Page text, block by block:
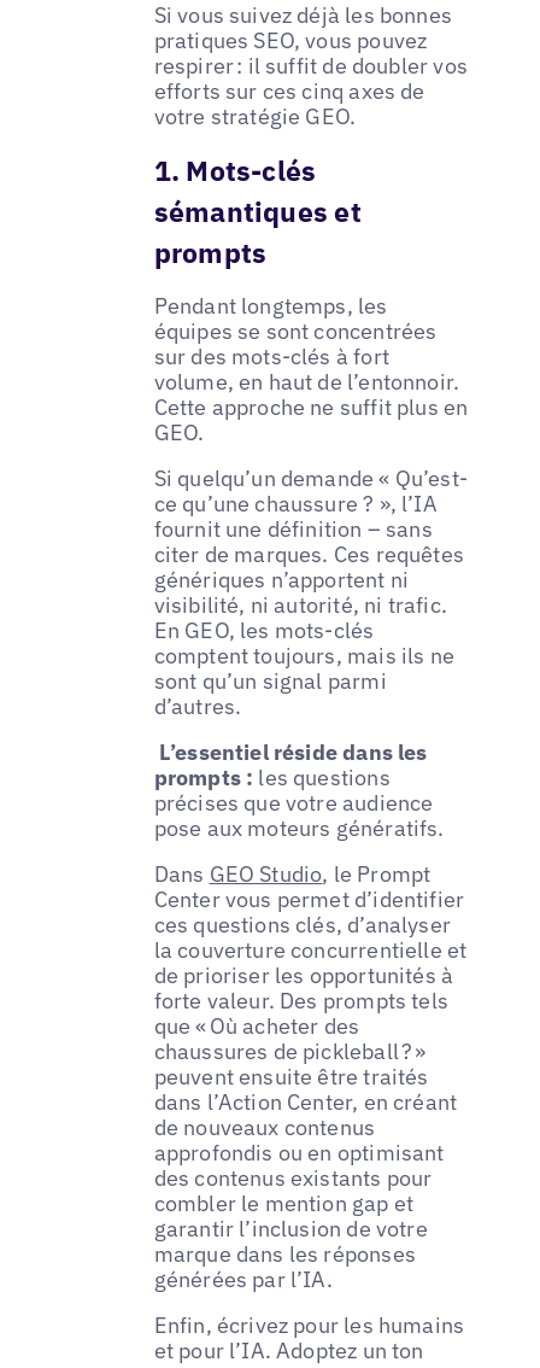
Si vous suivez déjà les bonnes
pratiques SEO, vous pouvez
respirer : il suffit de doubler vos
efforts sur ces cinq axes de
votre stratégie GEO.
1. Mots-clés
sémantiques et
prompts
Pendant longtemps, les
équipes se sont concentrées
sur des mots-clés à fort
volume, en haut de l’entonnoir.
Cette approche ne suffit plus en
GEO.
Si quelqu’un demande « Qu’est-
ce qu’une chaussure ? », l’IA
fournit une définition – sans
citer de marques. Ces requêtes
génériques n’apportent ni
visibilité, ni autorité, ni trafic.
En GEO, les mots-clés
comptent toujours, mais ils ne
sont qu’un signal parmi
d’autres.
L’essentiel réside dans les
prompts : les questions
précises que votre audience
pose aux moteurs génératifs.
Dans GEO Studio, le Prompt
Center vous permet d’identifier
ces questions clés, d’analyser
la couverture concurrentielle et
de prioriser les opportunités à
forte valeur. Des prompts tels
que « Où acheter des
chaussures de pickleball ? »
peuvent ensuite être traités
dans l’Action Center, en créant
de nouveaux contenus
approfondis ou en optimisant
des contenus existants pour
combler le mention gap et
garantir l’inclusion de votre
marque dans les réponses
générées par l’IA.
Enfin, écrivez pour les humains
et pour l’IA. Adoptez un ton